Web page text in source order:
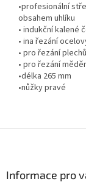
•profesionální
obsahem uhlíku
• indukční kalené
• ina řezání
• pro řezání
• pro řezání
•délka 265 mm
•nůžky pravé
Informace pro